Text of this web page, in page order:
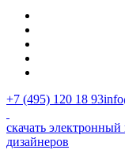
+7 (495) 120 18 93
скачать электронный
дизайнеров